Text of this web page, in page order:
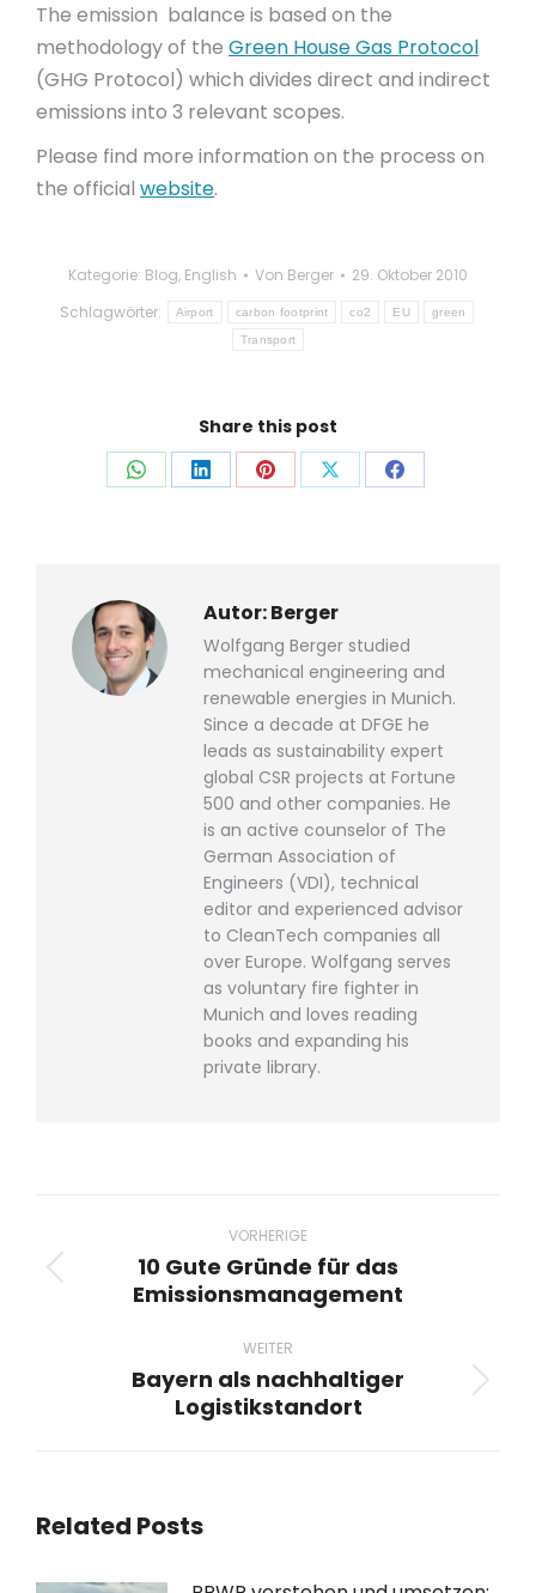
The emission balance is based on the
methodology of the Green House Gas Protocol
(GHG Protocol) which divides direct and indirect
emissions into 3 relevant scopes.
Please find more information on the process on
the official website.
Kategorie: Blog, English Von Berger
29. Oktober 2010
Schlagwörter:
Airport carbon footprint co2 EU green
Transport
Share this post
Auf
Auf
Auf
Auf
Auf
Autor:Berger
Wolfgang Berger studied
mechanical engineering and
renewable energies in Munich.
Since a decade at DFGE he
leads as sustainability expert
global CSR projects at Fortune
500 and other companies. He
is an active counselor of The
German Association of
Engineers (VDI), technical
editor and experienced advisor
to CleanTech companies all
over Europe. Wolfgang serves
as voluntary fire fighter in
Munich and loves reading
books and expanding his
private library.
VORHERIGE
Vorheriger
Beitrag:
10 Gute Gründe für das
Emissionsmanagement
WEITER
Nächster
Bayern als nachhaltiger
Logistikstandort
Related Posts